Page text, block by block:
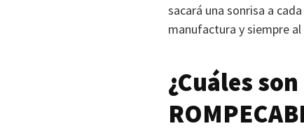
sacará una sonrisa a
manufactura y siempre
¿Cuáles